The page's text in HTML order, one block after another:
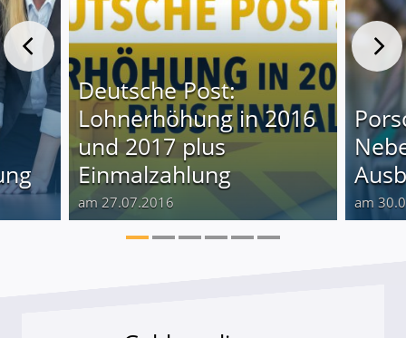
Deutsche Post:
Lohnerhöhung in 2016
und 2017 plus
Einmalzahlung
am 27.07.2016 am